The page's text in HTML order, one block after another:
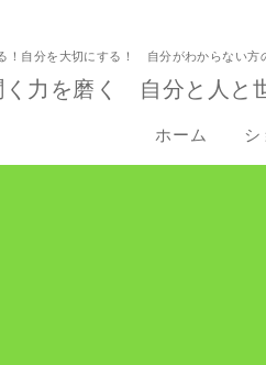
！自分を大切にする！ 自分がわからない
力を磨く 自分と人と
ホーム